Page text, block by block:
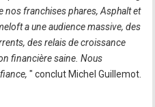
nos franchises phares, Asphalt et
a une audience massive, des
des relais de croissance
financière saine. Nous
" conclut Michel Guillemot.